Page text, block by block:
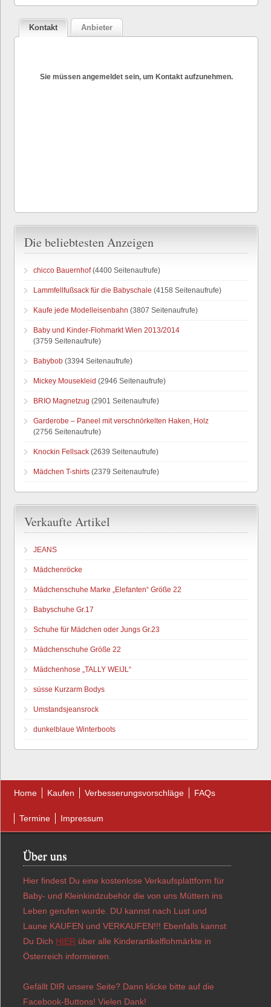
Kontakt Anbieter
Sie müssen angemeldet sein, um Kontakt aufzunehmen.
Die beliebtesten Anzeigen
chicco Bauernhof(4400 Seitenaufrufe)
Lammfellfußsack für die Babyschale (4158 Seitenaufrufe)
Kaufe jede Modelleisenbahn (3807 Seitenaufrufe)
Baby und Kinder-Flohmarkt Wien 2013/2014
(3759 Seitenaufrufe)
Babybob (3394 Seitenaufrufe)
Mickey Mousekleid (2946 Seitenaufrufe)
BRIO Magnetzug (2901 Seitenaufrufe)
Garderobe – Paneel mit verschnörkelten Haken, Holz
(2756 Seitenaufrufe)
Knockin Fellsack (2639 Seitenaufrufe)
Mädchen T-shirts (2379 Seitenaufrufe)
Verkaufte Artikel
JEANS
Mädchenröcke
Mädchenschuhe Marke „Elefanten“ Größe 22
Babyschuhe Gr.17
Schuhe für Mädchen oder Jungs Gr.23
Mädchenschuhe Größe 22
Mädchenhose „TALLY WEIJL“
süsse Kurzarm Bodys
Umstandsjeansrock
dunkelblaue Winterboots
Home Kaufen Verbesserungsvorschläge FAQs
Termine Impressum
Über uns
Hier findest Du eine kostenlose Verkaufsplattform für
Baby- und Kleinkindzubehör die von uns Müttern ins
Leben gerufen wurde. DU kannst nach Lust und
Laune KAUFEN und VERKAUFEN!!! Ebenfalls kannst
Du Dich HIER über alle Kinderartikelflohmärkte in
Österreich informieren.
Gefällt DIR unsere Seite? Dann klicke bitte auf die
Facebook-Buttons! Vielen Dank!